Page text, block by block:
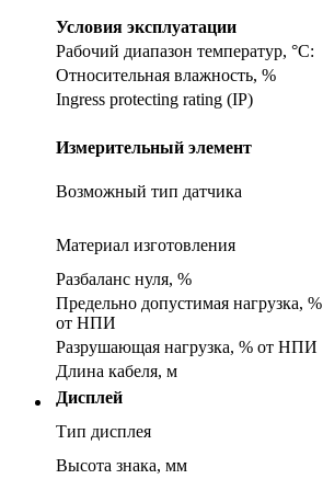
Условия эксплуатации
Рабочий диапазон температур, °С:
Относительная влажность, %
Ingress protecting rating (IP)
Измерительный элемент
Возможный тип датчика
Материал изготовления
Разбаланс нуля, %
Предельно допустимая нагрузка, %
от НПИ
Разрушающая нагрузка, % от НПИ
Длина кабеля, м
Дисплей
Тип дисплея
Высота знака, мм